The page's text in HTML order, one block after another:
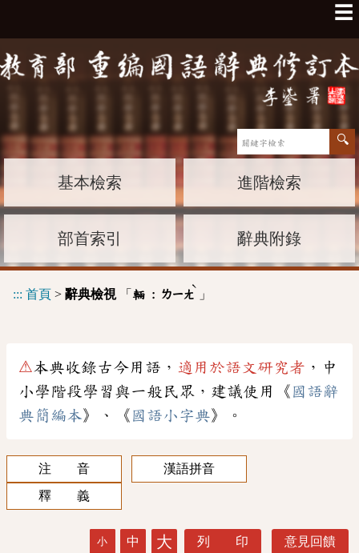
☰
基本檢索 進階檢索
部首索引 辭典附錄
::: 首頁 > 辭典檢視「 輛 : ㄌㄧㄤ
ˋ
」
⚠本典收錄古今用語， 適用於語文研究者 ，中
小學階段學習與一般民眾，建議使用《 國語辭
典簡編本》、《 國語小字典》。
注 音
漢語拼音
釋 義
小 中 大 列 印 意見回饋